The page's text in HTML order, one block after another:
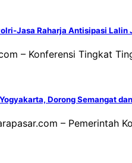
Jasa Raharja Antisipasi Lalin
– Konferensi Tingkat
Dorong Semangat
– Pemerintah